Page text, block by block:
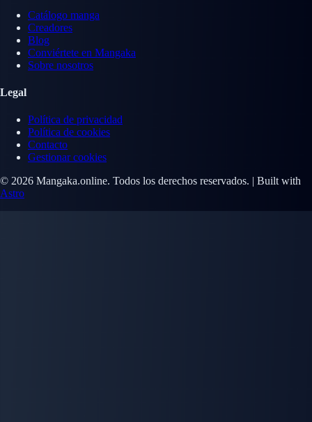
Catálogo manga
Creadores
Blog
Conviértete en Mangaka
Sobre nosotros
Legal
Política de privacidad
Política de cookies
Contacto
Gestionar cookies
© 2026 Mangaka.online. Todos los derechos reservados. | Built with
Astro